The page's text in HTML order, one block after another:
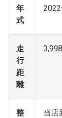
年
式
走
行
距
離
整
当店